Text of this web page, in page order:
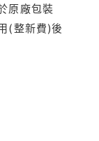
原廠包裝
(整新費)後